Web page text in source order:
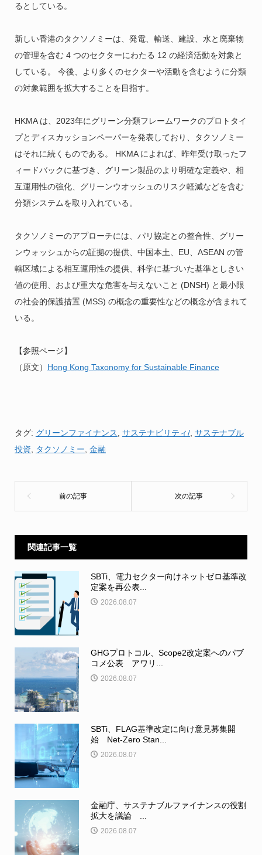
るとしている。
新しい香港のタクソノミーは、発電、輸送、建設、水と廃棄物
の管理を含む 4 つのセクターにわたる 12 の経済活動を対象と
している。 今後、より多くのセクターや活動を含むように分類
の対象範囲を拡大することを目指す。
HKMA は、2023年にグリーン分類フレームワークのプロトタイ
プとディスカッションペーパーを発表しており、タクソノミー
はそれに続くものである。 HKMA によれば、昨年受け取ったフ
ィードバックに基づき、グリーン製品のより明確な定義や、相
互運用性の強化、グリーンウオッシュのリスク軽減などを含む
分類システムを取り入れている。
タクソノミーのアプローチには、パリ協定との整合性、グリー
ンウォッシュからの証拠の提供、中国本土、EU、ASEAN の管
轄区域による相互運用性の提供、科学に基づいた基準としきい
値の使用、および重大な危害を与えないこと (DNSH) と最小限
の社会的保護措置 (MSS) の概念の重要性などの概念が含まれて
いる。
【参照ページ】
（原文） Hong Kong Taxonomy for Sustainable Finance
タグ: グリーンファイナンス サステナビリティ/, サステナブル
投資
タクソノミー 金融
関連記事一覧
SBTi、電力セクター向けネットゼロ基準改
定案を再公表...
2026.08.07
GHGプロトコル、Scope2改定案へのパブ
コメ公表 アワリ...
2026.08.07
SBTi、FLAG基準改定に向け意見募集開
始 Net-Zero Stan...
2026.08.07
金融庁、サステナブルファイナンスの役割
拡大を議論 ...
2026.08.07